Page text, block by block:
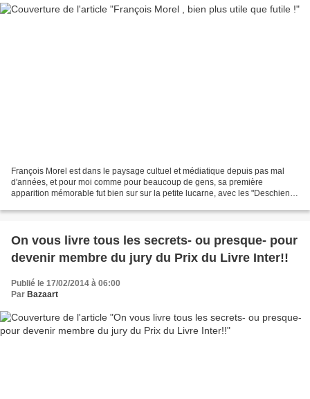
François Morel est dans le paysage cultuel et médiatique depuis pas mal
d'années, et pour moi comme pour beaucoup de gens, sa première
apparition mémorable fut bien sur sur la petite lucarne, avec les "Deschiens"
On vous livre tous les secrets- ou presque- pour
devenir membre du jury du Prix du Livre Inter!!
Publié le 17/02/2014 à 06:00
Par Bazaart